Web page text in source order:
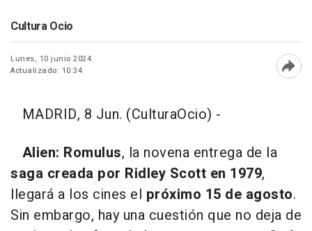
Cultura Ocio
Lunes, 10 junio 2024
Actualizado: 10:34
MADRID, 8 Jun. (CulturaOcio) -
Alien: Romulus, la novena entrega de la
saga creada por Ridley Scott en 1979,
llegará a los cines el próximo 15 de agosto.
Sin embargo, hay una cuestión que no deja de